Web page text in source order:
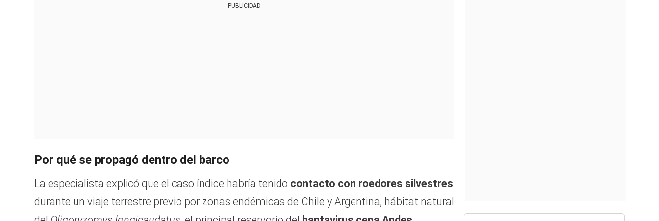
PUBLICIDAD
Por qué se propagó dentro del barco
La especialista explicó que el caso índice habría tenido contacto con roedores silvestres
durante un viaje terrestre previo por zonas endémicas de Chile y Argentina, hábitat natural